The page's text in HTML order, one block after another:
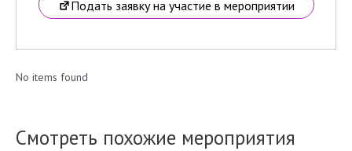
Подать заявку на участие в мероприятии
No items found
Смотреть похожие мероприятия